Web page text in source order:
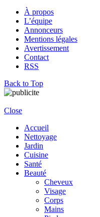
À propos
L’équipe
Annonceurs
Mentions légales
Avertissement
Contact
RSS
Back to Top
Close
Accueil
Nettoyage
Jardin
Cuisine
Santé
Beauté
Cheveux
Visage
Corps
Mains